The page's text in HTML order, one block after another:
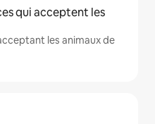
qui acceptent les
les animaux de